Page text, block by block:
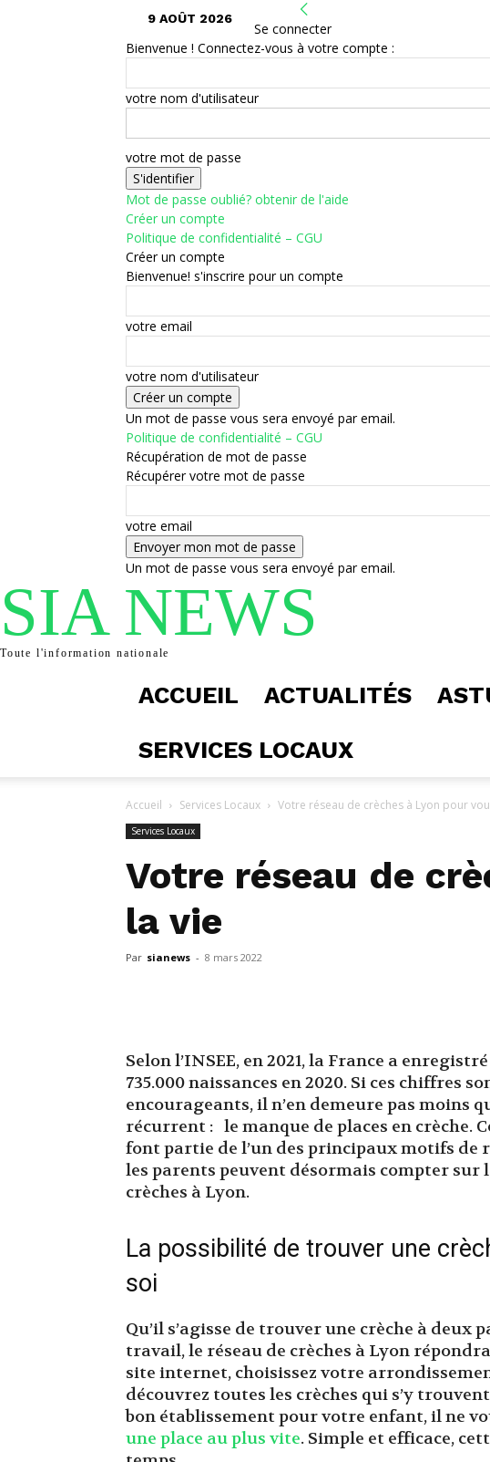
9 AOÛT 2026
Se connecter
Bienvenue ! Connectez-vous à votre compte :
votre nom d'utilisateur
votre mot de passe
Mot de passe oublié? obtenir de l'aide
Créer un compte
Politique de confidentialité – CGU
Créer un compte
Bienvenue! s'inscrire pour un compte
votre email
votre nom d'utilisateur
Un mot de passe vous sera envoyé par email.
Politique de confidentialité – CGU
Récupération de mot de passe
Récupérer votre mot de passe
votre email
Un mot de passe vous sera envoyé par email.
SIA NEWS
Toute l'information nationale
ACCUEIL ACTUALITÉS
SERVICES LOCAUX
Accueil Services Locaux Votre réseau de crèches à Lyon pour
Services Locaux
Votre réseau de
la vie
Par sianews - 8 mars 2022
Selon l’INSEE, en 2021, la France a
735.000 naissances en 2020. Si ces chiffres
encourageants, il n’en demeure pas moins
récurrent : le manque de places en crèche.
font partie de l’un des principaux motifs de
les parents peuvent désormais compter sur
crèches à Lyon.
La possibilité de trouver une
soi
Qu’il s’agisse de trouver une crèche à deux
travail, le réseau de crèches à Lyon
site internet, choisissez votre
découvrez toutes les crèches qui s’y
bon établissement pour votre enfant, il ne
une place au plus vite. Simple et efficace,